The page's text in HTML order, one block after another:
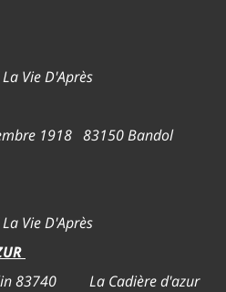
Vie D'Après
1918 83150 Bandol
Vie D'Après
83740 La Cadière d'azur